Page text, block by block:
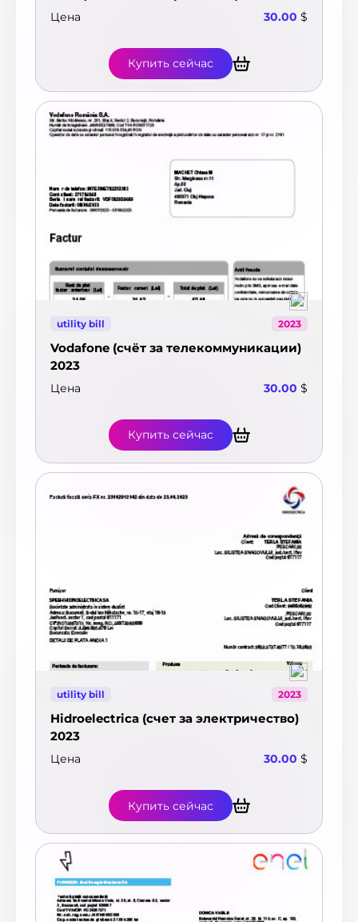
Цена 30.00 $
Купить сейчас
utility bill 2023
Vodafone (счёт за телекоммуникации)
2023
Цена 30.00 $
Купить сейчас
utility bill 2023
Hidroelectrica (счет за электричество)
2023
Цена 30.00 $
Купить сейчас